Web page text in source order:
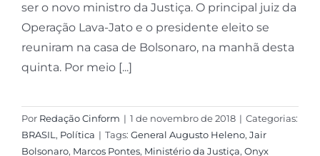
ser o novo ministro da Justiça. O principal juiz da
Operação Lava-Jato e o presidente eleito se
reuniram na casa de Bolsonaro, na manhã desta
quinta. Por meio [...]
Por Redação Cinform | 1 de novembro de 2018 | Categorias:
BRASIL, Política | Tags: General Augusto Heleno, Jair
Bolsonaro, Marcos Pontes, Ministério da Justiça, Onyx